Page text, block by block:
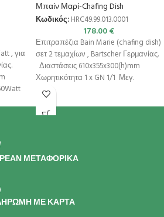
, για
Μπαίν Μαρί-Chafing Dish
Κωδικός: HRC49.99.013.0001
178.00€
Επιτραπέζια Bain Marie (chafing dish)
σετ 2 τεμαχίων , Bartscher Γερμανίας.
Διαστάσεις 610x355x300(h)mm
Χωρητικότητα 1 x GN 1/1 Μεγ.
ΜΕΤΑΦΟΡΙΚΑ
ΜΕ ΚΑΡΤΑ